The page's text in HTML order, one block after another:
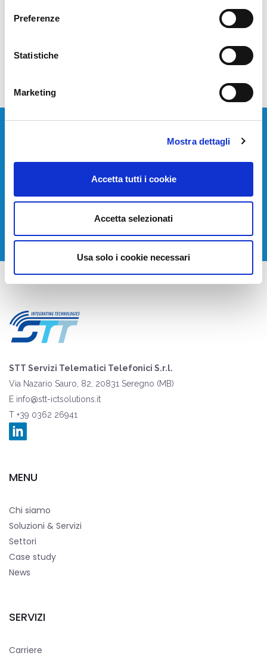
Preferenze
Statistiche
Marketing
Mostra dettagli
Accetta tutti i cookie
Accetta selezionati
Usa solo i cookie necessari
Devi installare o aggiornare i tuoi sistemi di
Contattaci per avere una consulenza gratuita.
CONTATTACI
STT Servizi Telematici Telefonici S.r.l.
Via Nazario Sauro, 82, 20831 Seregno (MB)
E info@stt-ictsolutions.it
T +39 0362 26941
MENU
Chi siamo
Soluzioni & Servizi
Settori
Case study
News
SERVIZI
Carriere